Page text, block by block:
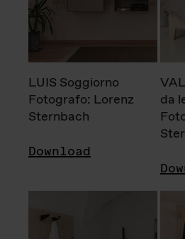
LUIS Soggiorno
Fotografo: Lorenz
Sternbach
Download
da